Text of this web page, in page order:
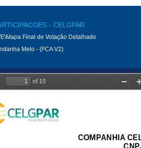
- CELGPAR
Final de Votação Detalhado
Melo - (FCA V2)